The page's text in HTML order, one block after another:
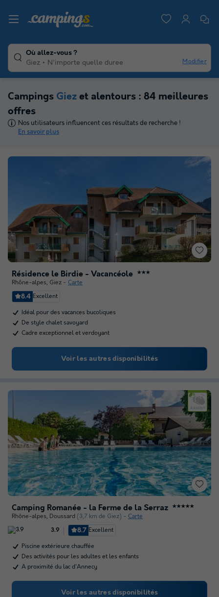
Où allez-vous ?
Giez
N'importe quelle duree Modifier
Campings Giez et alentours : 84 meilleures
offres
Nos utilisateurs influencent ces résultats de recherche !
En savoir plus
Résidence le Birdie - Vacancéole ★★★
Rhône-alpes, Giez Carte
8.4 Excellent
Idéal pour des vacances bucoliques
De style chalet savoyard
Cadre exceptionnel et verdoyant
Voir les autres disponibilités
Camping Romanée - la Ferme de la Serraz ★★★★★
Rhône-alpes, Doussard (3,7 km de Giez) Carte
3.9 8.7 Excellent
Piscine extérieure chauffée
Des activités pour les adultes et les enfants
A proximité du lac d'Annecy
Voir les autres disponibilités